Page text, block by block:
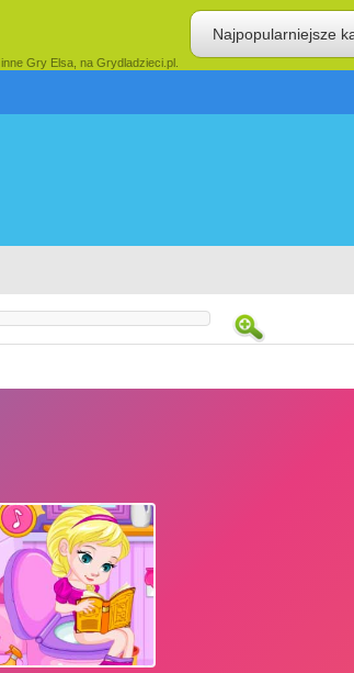
Gry Elsa, na Grydladzieci.pl.
Najpopularniejsze